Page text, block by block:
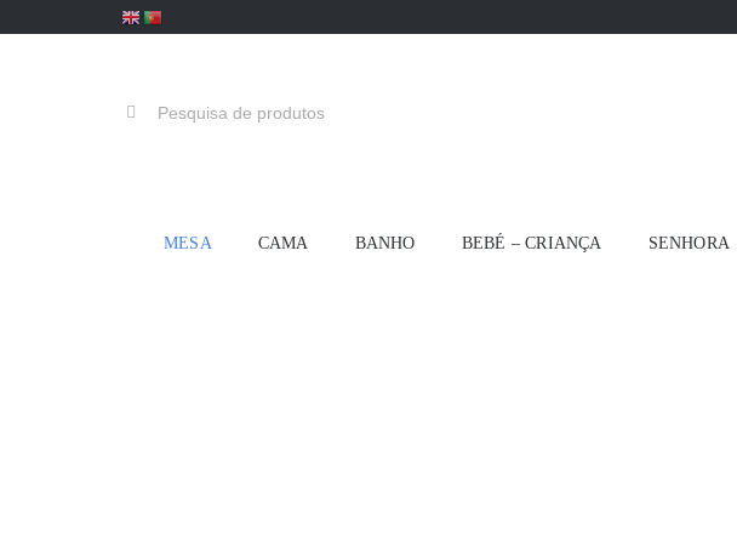
Pesquisar
MESA CAMA BANHO BEBÉ – CRIANÇA SENHORA